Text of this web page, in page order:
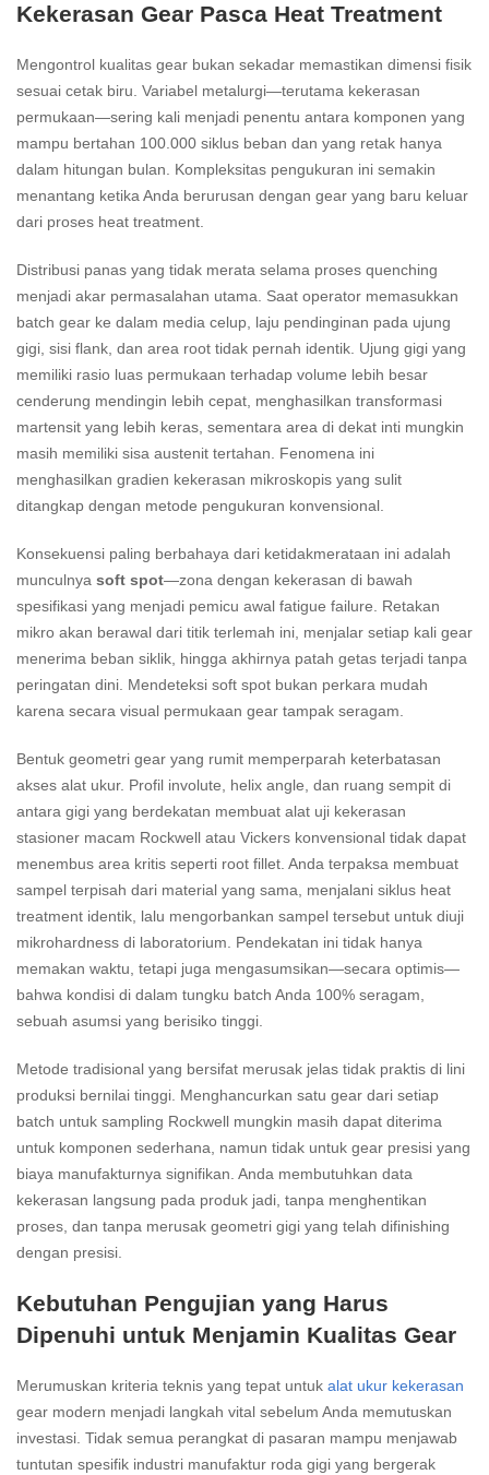
Kekerasan Gear Pasca Heat Treatment
Mengontrol kualitas gear bukan sekadar memastikan dimensi fisik
sesuai cetak biru. Variabel metalurgi—terutama kekerasan
permukaan—sering kali menjadi penentu antara komponen yang
mampu bertahan 100.000 siklus beban dan yang retak hanya
dalam hitungan bulan. Kompleksitas pengukuran ini semakin
menantang ketika Anda berurusan dengan gear yang baru keluar
dari proses heat treatment.
Distribusi panas yang tidak merata selama proses quenching
menjadi akar permasalahan utama. Saat operator memasukkan
batch gear ke dalam media celup, laju pendinginan pada ujung
gigi, sisi flank, dan area root tidak pernah identik. Ujung gigi yang
memiliki rasio luas permukaan terhadap volume lebih besar
cenderung mendingin lebih cepat, menghasilkan transformasi
martensit yang lebih keras, sementara area di dekat inti mungkin
masih memiliki sisa austenit tertahan. Fenomena ini
menghasilkan gradien kekerasan mikroskopis yang sulit
ditangkap dengan metode pengukuran konvensional.
Konsekuensi paling berbahaya dari ketidakmerataan ini adalah
munculnya soft spot—zona dengan kekerasan di bawah
spesifikasi yang menjadi pemicu awal fatigue failure. Retakan
mikro akan berawal dari titik terlemah ini, menjalar setiap kali gear
menerima beban siklik, hingga akhirnya patah getas terjadi tanpa
peringatan dini. Mendeteksi soft spot bukan perkara mudah
karena secara visual permukaan gear tampak seragam.
Bentuk geometri gear yang rumit memperparah keterbatasan
akses alat ukur. Profil involute, helix angle, dan ruang sempit di
antara gigi yang berdekatan membuat alat uji kekerasan
stasioner macam Rockwell atau Vickers konvensional tidak dapat
menembus area kritis seperti root fillet. Anda terpaksa membuat
sampel terpisah dari material yang sama, menjalani siklus heat
treatment identik, lalu mengorbankan sampel tersebut untuk diuji
mikrohardness di laboratorium. Pendekatan ini tidak hanya
memakan waktu, tetapi juga mengasumsikan—secara optimis—
bahwa kondisi di dalam tungku batch Anda 100% seragam,
sebuah asumsi yang berisiko tinggi.
Metode tradisional yang bersifat merusak jelas tidak praktis di lini
produksi bernilai tinggi. Menghancurkan satu gear dari setiap
batch untuk sampling Rockwell mungkin masih dapat diterima
untuk komponen sederhana, namun tidak untuk gear presisi yang
biaya manufakturnya signifikan. Anda membutuhkan data
kekerasan langsung pada produk jadi, tanpa menghentikan
proses, dan tanpa merusak geometri gigi yang telah difinishing
dengan presisi.
Kebutuhan Pengujian yang Harus
Dipenuhi untuk Menjamin Kualitas Gear
Merumuskan kriteria teknis yang tepat untuk alat ukur kekerasan
gear modern menjadi langkah vital sebelum Anda memutuskan
investasi. Tidak semua perangkat di pasaran mampu menjawab
tuntutan spesifik industri manufaktur roda gigi yang bergerak